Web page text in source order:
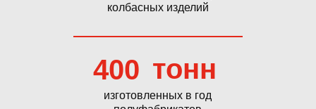
изготовленных в год
колбасных изделий
400 тонн